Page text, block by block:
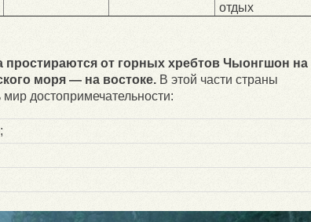
отдых
от горных хребтов Чыонгшон на
моря — на востоке. В этой части страны
достопримечательности: